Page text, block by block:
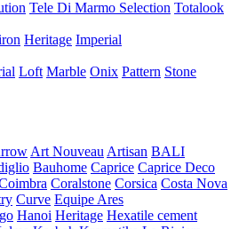
Tele Di Marmo Selection Totalook
Heritage Imperial
Loft Marble Onix Pattern Stone
Art Nouveau Artisan BALI
Bauhome Caprice Caprice Deco
Coralstone Corsica Costa Nova
Curve Equipe Ares
Hanoi Heritage Hexatile cement